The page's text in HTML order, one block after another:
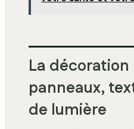
La décoration
panneaux,
de lumière